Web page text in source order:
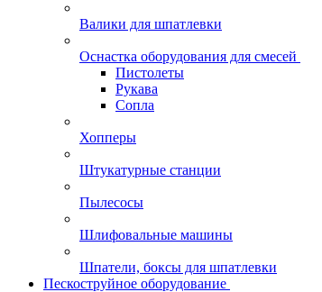
Валики для шпатлевки
Оснастка оборудования для смесей
Пистолеты
Рукава
Сопла
Хопперы
Штукатурные станции
Пылесосы
Шлифовальные машины
Шпатели, боксы для шпатлевки
Пескоструйное оборудование